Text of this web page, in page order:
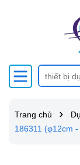
Trang chủ
186311 (φ12cm